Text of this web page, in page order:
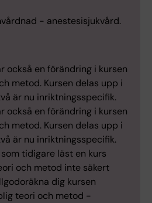
- anestesisjukvård.
också en förändring i kursen
metod. Kursen delas upp i
är nu inriktningsspecifik.
också en förändring i kursen
metod. Kursen delas upp i
är nu inriktningsspecifik.
tidigare läst en kurs
och metod inte säkert
dig kursen
teori och metod -